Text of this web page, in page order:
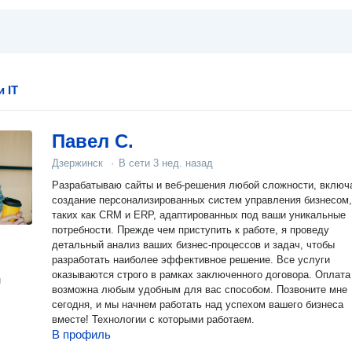
IT
Павел С.
Дзержинск · В сети 3 нед. назад
Разрабатываю сайты и веб-решения любой сложности,
создание персонализированных систем управления бизнесом,
таких как CRM и ERP, адаптированных под ваши уникальные
потребности. Прежде чем приступить к работе, я проведу
детальный анализ ваших бизнес-процессов и задач, чтобы
разработать наиболее эффективное решение. Все услуги
оказываются строго в рамках заключенного договора. Оплата
возможна любым удобным для вас способом. Позвоните мне
сегодня, и мы начнем работать над успехом вашего бизнеса
вместе! Технологии с которыми работаем.
В профиль